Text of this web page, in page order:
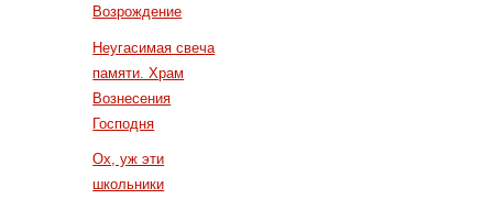
Возрождение
Неугасимая свеча
памяти. Храм
Вознесения
Господня
Ох, уж эти
школьники